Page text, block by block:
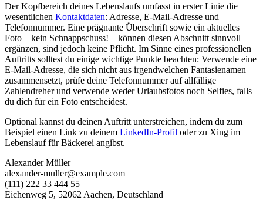
Der Kopfbereich deines Lebenslaufs umfasst in erster Linie die
wesentlichen Kontaktdaten: Adresse, E-Mail-Adresse und
Telefonnummer. Eine prägnante Überschrift sowie ein aktuelles
Foto – kein Schnappschuss! – können diesen Abschnitt sinnvoll
ergänzen, sind jedoch keine Pflicht. Im Sinne eines professionellen
Auftritts solltest du einige wichtige Punkte beachten: Verwende eine
E-Mail-Adresse, die sich nicht aus irgendwelchen Fantasienamen
zusammensetzt, prüfe deine Telefonnummer auf allfällige
Zahlendreher und verwende weder Urlaubsfotos noch Selfies, falls
du dich für ein Foto entscheidest.
Optional kannst du deinen Auftritt unterstreichen, indem du zum
Beispiel einen Link zu deinem LinkedIn-Profil oder zu Xing im
Lebenslauf für Bäckerei angibst.
Alexander Müller
alexander-muller@example.com
(111) 222 33 444 55
Eichenweg 5, 52062 Aachen, Deutschland